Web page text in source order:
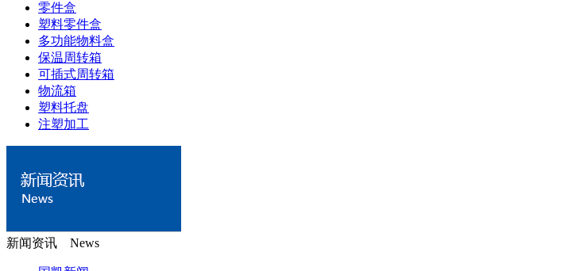
零件盒
塑料零件盒
多功能物料盒
保温周转箱
可插式周转箱
物流箱
塑料托盘
注塑加工
新闻资讯 News